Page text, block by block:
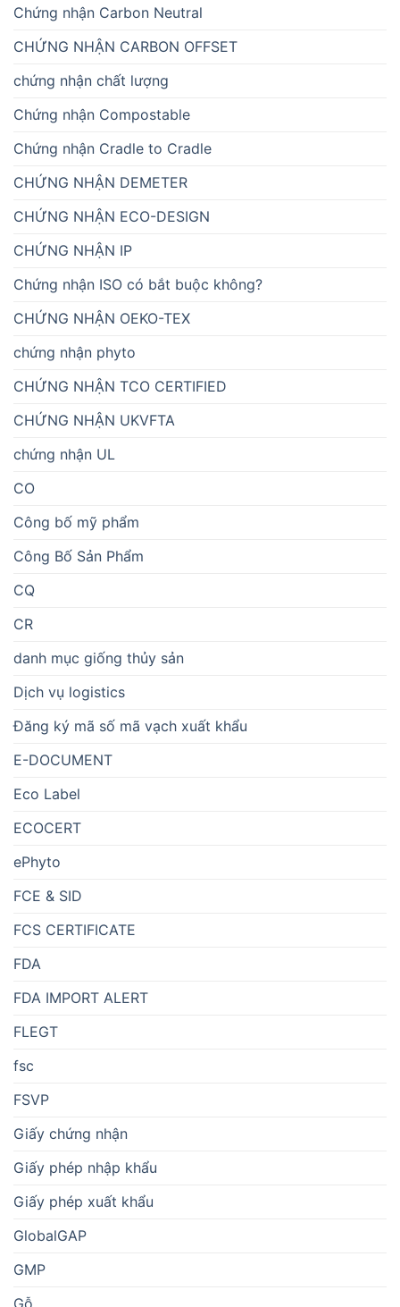
Chứng nhận Carbon Neutral
CHỨNG NHẬN CARBON OFFSET
chứng nhận chất lượng
Chứng nhận Compostable
Chứng nhận Cradle to Cradle
CHỨNG NHẬN DEMETER
CHỨNG NHẬN ECO-DESIGN
CHỨNG NHẬN IP
Chứng nhận ISO có bắt buộc không?
CHỨNG NHẬN OEKO-TEX
chứng nhận phyto
CHỨNG NHẬN TCO CERTIFIED
CHỨNG NHẬN UKVFTA
chứng nhận UL
CO
Công bố mỹ phẩm
Công Bố Sản Phẩm
CQ
CR
danh mục giống thủy sản
Dịch vụ logistics
Đăng ký mã số mã vạch xuất khẩu
E-DOCUMENT
Eco Label
ECOCERT
ePhyto
FCE & SID
FCS CERTIFICATE
FDA
FDA IMPORT ALERT
FLEGT
fsc
FSVP
Giấy chứng nhận
Giấy phép nhập khẩu
Giấy phép xuất khẩu
GlobalGAP
GMP
Gỗ